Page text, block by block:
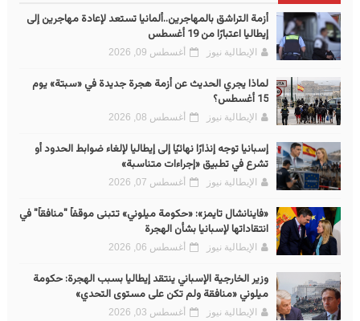
أزمة التراشق بالمهاجرين..ألمانيا تستعد لإعادة مهاجرين إلى
إيطاليا اعتبارًا من 19 أغسطس
الإيطالية نيوز أغسطس 09, 2026
لماذا يجري الحديث عن أزمة هجرة جديدة في «سبتة» يوم
15 أغسطس؟
الإيطالية نيوز أغسطس 08, 2026
إسبانيا توجه إنذارًا نهائيًا إلى إيطاليا لإلغاء ضوابط الحدود أو
تشرع في تطبيق «إجراءات متناسبة»
الإيطالية نيوز أغسطس 07, 2026
«فاينانشال تايمز»: «حكومة ميلوني» تتبنى موقفاً "منافقاً" في
انتقاداتها لإسبانيا بشأن الهجرة
الإيطالية نيوز أغسطس 06, 2026
وزير الخارجية الإسباني ينتقد إيطاليا بسبب الهجرة: حكومة
ميلوني «منافقة ولم تكن على مستوى التحدي»
الإيطالية نيوز أغسطس 03, 2026